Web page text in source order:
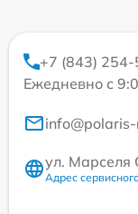
+7 (843)
Ежедневно с
ул. Марселя
Адрес